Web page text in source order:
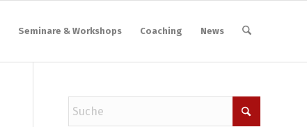
Seminare & Workshops Coaching News